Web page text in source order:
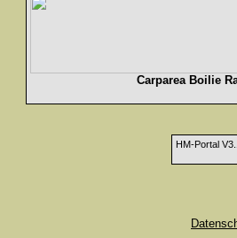
Carparea Boilie
HM-Portal